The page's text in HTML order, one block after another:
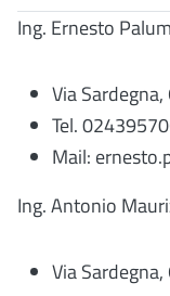
Ing. Ernesto
Via
Tel.
Mail:
Ing. Antonio
Via